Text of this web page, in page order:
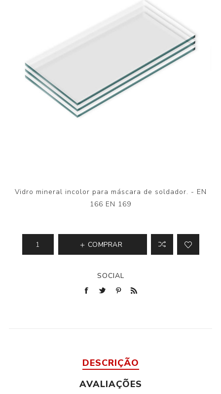
Vidro mineral incolor para máscara de soldador. - EN
166 EN 169
COMPRAR
SOCIAL
DESCRIÇÃO
AVALIAÇÕES